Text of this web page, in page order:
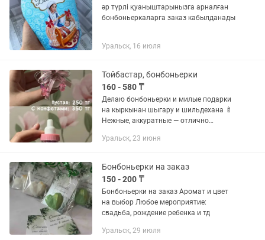
әр түрлі қуаныштарынызга арналған
бонбоньеркаларга заказ кабылданады
Уральск, 16 июля
Тойбастар, бонбоньерки
160 - 580 ₸
Делаю бонбоньерки и милые подарки
на кыркынан шыгару и шильдехана 🍼
Нежные, аккуратные — отлично
Бонбоньерки из конфет: 160 тг за 1шт
Уральск, 23 июня
Бонбоньерки на заказ
150 - 200 ₸
Бонбоньерки на заказ Аромат и цвет
на выбор Любое мероприятие:
свадьба, рождение ребенка и тд
Уральск, 29 июля